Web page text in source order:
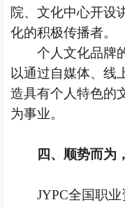
院、文化中心开设
化的积极传播者。
个人文化品牌
以通过自媒体、线
造具有个人特色的
为事业。
四、 顺势而为
JYPC全国职